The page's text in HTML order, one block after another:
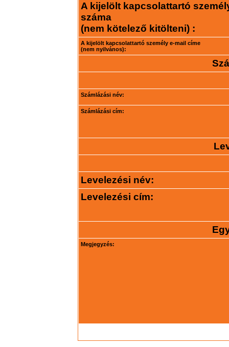
A kijelölt kapcsolattartó
száma
(nem kötelező kitölteni) :
A kijelölt kapcsolattartó személy e-mail címe
(nem nyilvános):
Számlázási név:
Számlázási cím:
Levelezési név:
Levelezési cím:
Megjegyzés: